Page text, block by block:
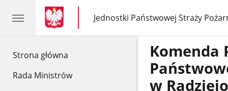
Strona główna
Rada Ministrów
gov.pl
gov.pl
Jednostki Państwowej Straży
gov.pl
Jednostki
Państwowej
w